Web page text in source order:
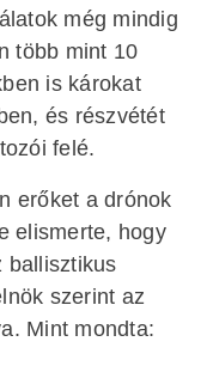
még mindig
több mint 10
is károkat
és részvétét
felé.
erőket a drónok
elismerte, hogy
ballisztikus
szerint az
Mint mondta: